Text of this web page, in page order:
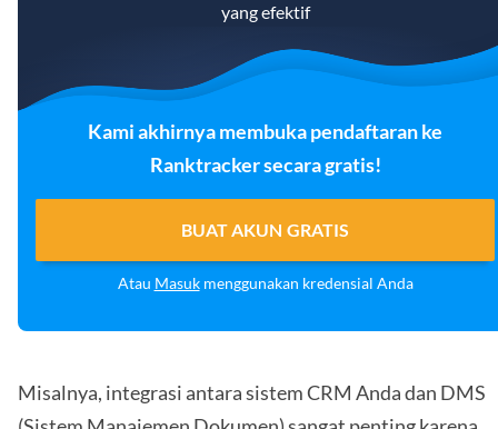
yang efektif
Kami akhirnya membuka pendaftaran ke
Ranktracker secara gratis!
BUAT AKUN GRATIS
Atau Masukmenggunakan kredensial Anda
Misalnya, integrasi antara sistem CRM Anda dan DMS